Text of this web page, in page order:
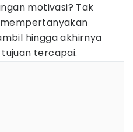
motivasi? Tak
hingga akhirnya
tercapai.